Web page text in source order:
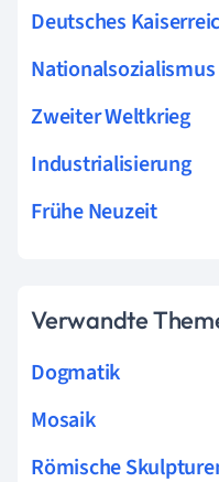
Deutsches
Nationalsozialismus
Zweiter Weltkrieg
Industrialisierung
Frühe Neuzeit
Verwandte
Dogmatik
Mosaik
Römische